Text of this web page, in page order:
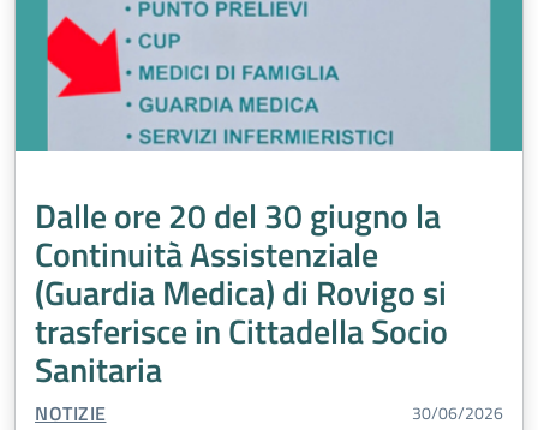
Dalle ore 20 del 30 giugno la
Continuità Assistenziale
(Guardia Medica) di Rovigo si
trasferisce in Cittadella Socio
Sanitaria
TIPO CONTENUTO:
NOTIZIE 30/06/2026